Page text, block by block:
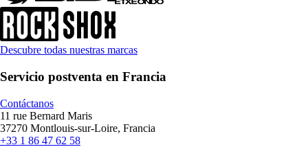
Descubre todas nuestras marcas
Servicio postventa en Francia
Contáctanos
11 rue Bernard Maris
37270 Montlouis-sur-Loire, Francia
+33 1 86 47 62 58